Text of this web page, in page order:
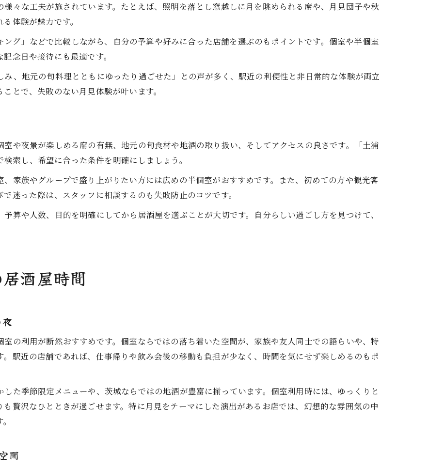
居酒屋の完全個室で叶う贅沢な季節体験
々な工夫が施されています。たとえば、照明を落とし窓越しに月を眺められる席や、月見団子や秋
体験が魅力です。
ング」などで比較しながら、自分の予算や好みに合った店舗を選ぶのもポイントです。個室や半個室
念日や接待にも最適です。
、地元の旬料理とともにゆったり過ごせた」との声が多く、駅近の利便性と非日常的な体験が両立
とで、失敗のない月見体験が叶います。
や夜景が楽しめる席の有無、地元の旬食材や地酒の取り扱い、そしてアクセスの良さです。「土浦
索し、希望に合った条件を明確にしましょう。
家族やグループで盛り上がりたい方には広めの半個室がおすすめです。また、初めての方や観光客
迷った際は、スタッフに相談するのも失敗防止のコツです。
算や人数、目的を明確にしてから居酒屋を選ぶことが大切です。自分らしい過ごし方を見つけて、
酒屋時間
の利用が断然おすすめです。個室ならではの落ち着いた空間が、家族や友人同士での語らいや、特
駅近の店舗であれば、仕事帰りや飲み会後の移動も負担が少なく、時間を気にせず楽しめるのもポ
た季節限定メニューや、茨城ならではの地酒が豊富に揃っています。個室利用時には、ゆっくりと
贅沢なひとときが過ごせます。特に月見をテーマにした演出があるお店では、幻想的な雰囲気の中
間